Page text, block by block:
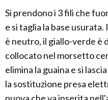
Si prendono i 3 fili che
e si taglia la base
è neutro, il giallo-verde è
collocato nel morsetto
elimina la guaina e si
la sostituzione presa